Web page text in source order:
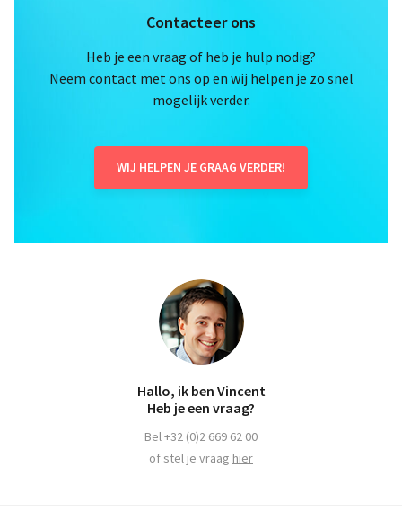
Contacteer ons
Heb je een vraag of heb je hulp nodig?
Neem contact met ons op en wij helpen je zo snel
mogelijk verder.
WIJ HELPEN JE GRAAG VERDER!
Hallo, ik ben Vincent
Heb je een vraag?
Bel +32 (0)2 669 62 00
of stel je vraag hier